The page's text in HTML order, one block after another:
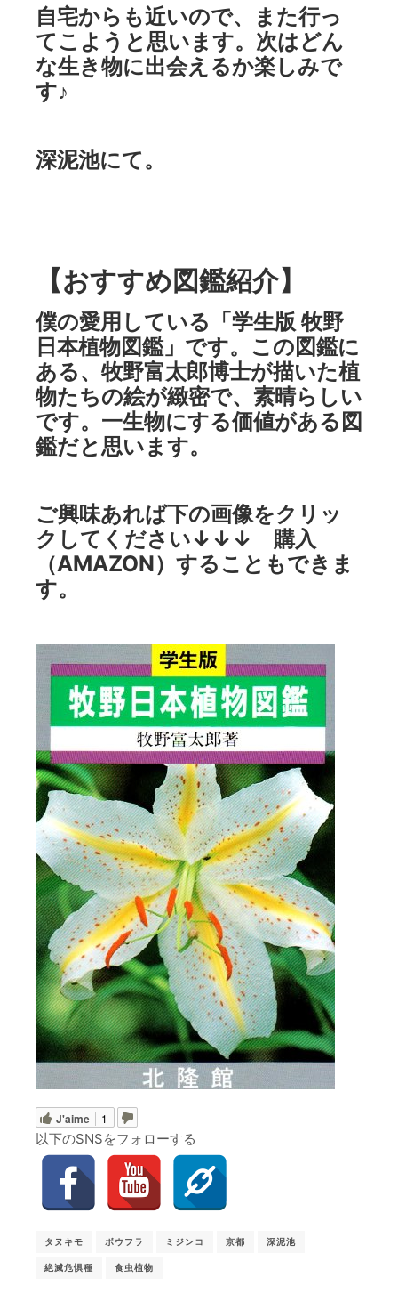
自宅からも近いので、また行っ
てこようと思います。次はどん
な生き物に出会えるか楽しみで
す♪
深泥池にて。
【おすすめ図鑑紹介】
僕の愛用している「学生版 牧野
日本植物図鑑」です。この図鑑に
ある、牧野富太郎博士が描いた植
物たちの絵が緻密で、素晴らしい
です。一生物にする価値がある図
鑑だと思います。
ご興味あれば下の画像をクリッ
クしてください↓↓↓ 購入
（AMAZON）することもできま
す。
J'aime 1
以下のSNSをフォローする
タヌキモ ボウフラ ミジンコ 京都 深泥池
絶滅危惧種 食虫植物